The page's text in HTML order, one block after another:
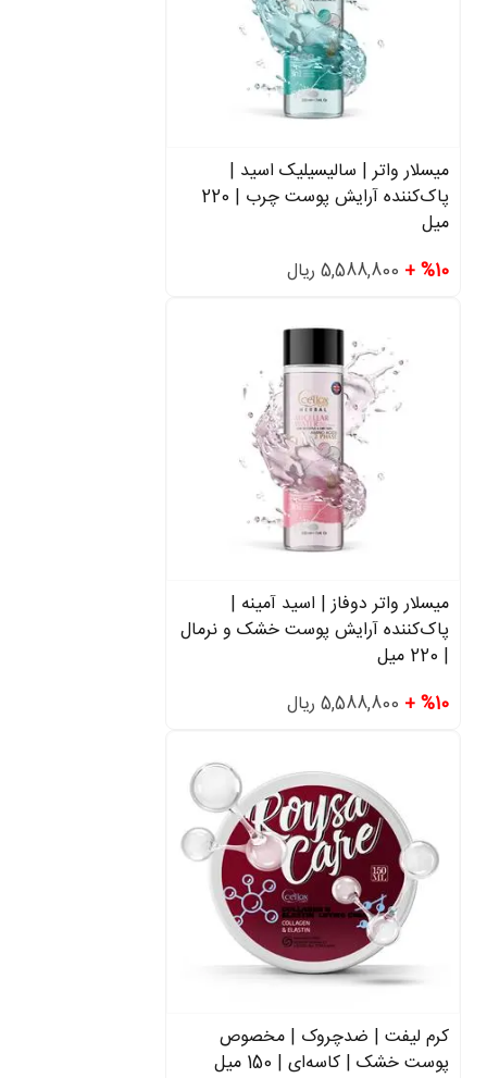
میسلار واتر | سالیسیلیک اسید |
پاک‌کننده آرایش پوست چرب | 220
میل
%10 +
میسلار واتر دوفاز | اسید آمینه |
پاک‌کننده آرایش پوست خشک و نرمال
| 220 میل
%10 +
کرم لیفت | ضدچروک | مخصوص
پوست خشک | کاسه‌ای | 150 میل